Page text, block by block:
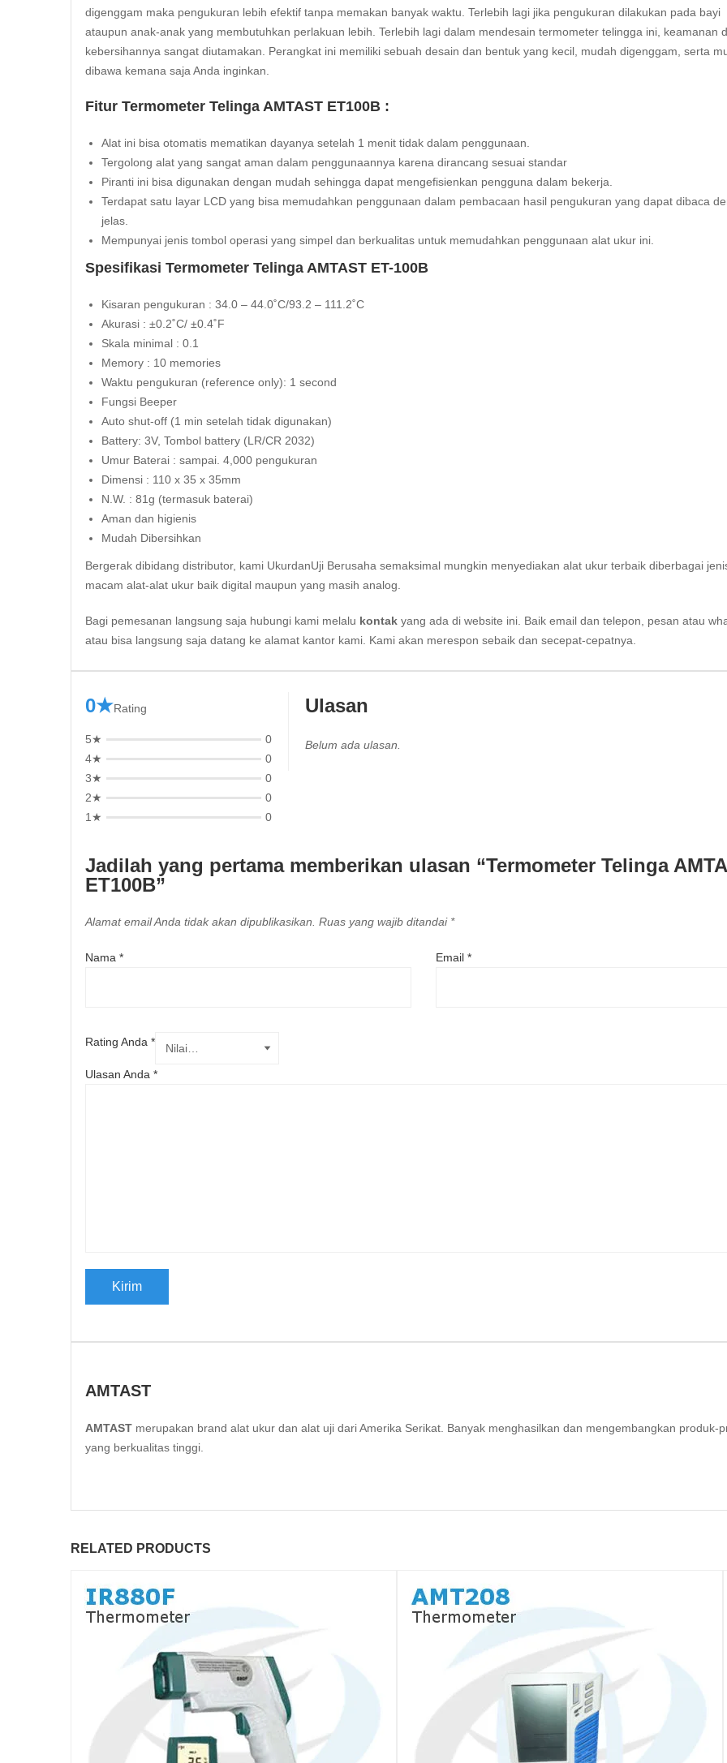
digenggam maka pengukuran lebih efektif tanpa memakan banyak waktu. Terlebih lagi jika pengukuran dilakukan pada bayi
ataupun anak-anak yang membutuhkan perlakuan lebih. Terlebih lagi dalam mendesain termometer telingga ini, keamanan
kebersihannya sangat diutamakan. Perangkat ini memiliki sebuah desain dan bentuk yang kecil, mudah digenggam, serta
dibawa kemana saja Anda inginkan.
Fitur Termometer Telinga AMTAST ET100B :
Alat ini bisa otomatis mematikan dayanya setelah 1 menit tidak dalam penggunaan.
Tergolong alat yang sangat aman dalam penggunaannya karena dirancang sesuai standar
Piranti ini bisa digunakan dengan mudah sehingga dapat mengefisienkan pengguna dalam bekerja.
Terdapat satu layar LCD yang bisa memudahkan penggunaan dalam pembacaan hasil pengukuran yang dapat dibaca
jelas.
Mempunyai jenis tombol operasi yang simpel dan berkualitas untuk memudahkan penggunaan alat ukur ini.
Spesifikasi Termometer Telinga AMTAST ET-100B
Kisaran pengukuran : 34.0 – 44.0˚C/93.2 – 111.2˚C
Akurasi : ±0.2˚C/ ±0.4˚F
Skala minimal : 0.1
Memory : 10 memories
Waktu pengukuran (reference only): 1 second
Fungsi Beeper
Auto shut-off (1 min setelah tidak digunakan)
Battery: 3V, Tombol battery (LR/CR 2032)
Umur Baterai : sampai. 4,000 pengukuran
Dimensi : 110 x 35 x 35mm
N.W. : 81g (termasuk baterai)
Aman dan higienis
Mudah Dibersihkan
Bergerak dibidang distributor, kami UkurdanUji Berusaha semaksimal mungkin menyediakan alat ukur terbaik diberbagai
macam alat-alat ukur baik digital maupun yang masih analog.
Bagi pemesanan langsung saja hubungi kami melalu kontak yang ada di website ini. Baik email dan telepon, pesan atau
atau bisa langsung saja datang ke alamat kantor kami. Kami akan merespon sebaik dan secepat-cepatnya.
0★Rating
5★
0
4★
0
3★
0
2★
0
1★
0
Ulasan
Belum ada ulasan.
Jadilah yang pertama memberikan ulasan “Termometer Telinga
ET100B”
Alamat email Anda tidak akan dipublikasikan. Ruas yang wajib ditandai *
Nama * Email *
Rating Anda *
Ulasan Anda *
AMTAST
AMTAST merupakan brand alat ukur dan alat uji dari Amerika Serikat. Banyak menghasilkan dan mengembangkan produk-
yang berkualitas tinggi.
RELATED PRODUCTS